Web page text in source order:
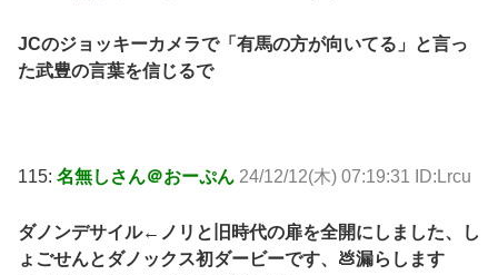
JCのジョッキーカメラで「有馬の方が向いてる」と言っ
た武豊の言葉を信じるで
115: 名無しさん＠おーぷん 24/12/12(木) 07:19:31 ID:Lrcu
ダノンデサイル←ノリと旧時代の扉を全開にしました、し
ょごせんとダノックス初ダービーです、💩漏らします